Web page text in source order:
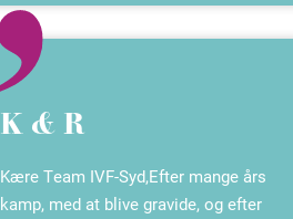
K & R
Kære Team IVF-Syd,Efter mange års
kamp, med at blive gravide, og efter